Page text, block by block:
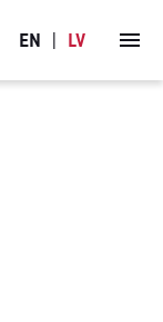
EN LV